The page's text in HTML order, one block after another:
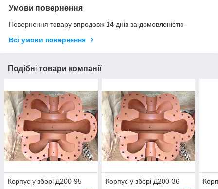
Умови повернення
Повернення товару впродовж 14 днів за домовленістю
Всі умови повернення
Подібні товари компанії
Корпус у зборі Д200-95
Корпус у зборі Д200-36